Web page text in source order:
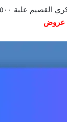
عروض